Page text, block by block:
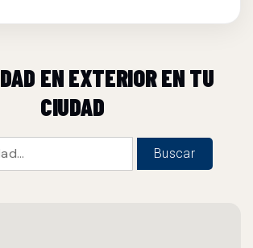
EN EXTERIOR EN TU
CIUDAD
Buscar